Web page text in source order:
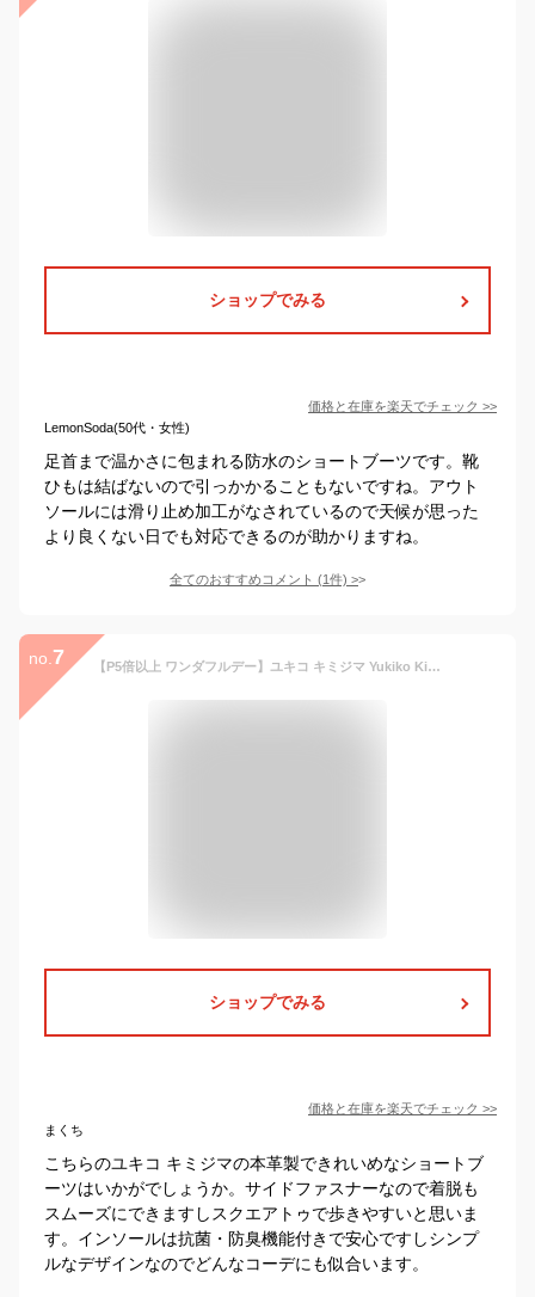
ショップでみる
価格と在庫を楽天でチェック >>
LemonSoda(50代・女性)
足首まで温かさに包まれる防水のショートブーツです。靴
ひもは結ばないので引っかかることもないですね。アウト
ソールには滑り止め加工がなされているので天候が思った
より良くない日でも対応できるのが助かりますね。
全てのおすすめコメント (1件) >
no. 7 【P5倍以上 ワンダフルデー】ユキコ キミジマ Yukiko Kimijima ショートブーツ 8550 EEE サイドファスナー 本革 レディース 3E
ショップでみる
価格と在庫を楽天でチェック >>
まくち
こちらのユキコ キミジマの本革製できれいめなショートブ
ーツはいかがでしょうか。サイドファスナーなので着脱も
スムーズにできますしスクエアトゥで歩きやすいと思いま
す。インソールは抗菌・防臭機能付きで安心ですしシンプ
ルなデザインなのでどんなコーデにも似合います。